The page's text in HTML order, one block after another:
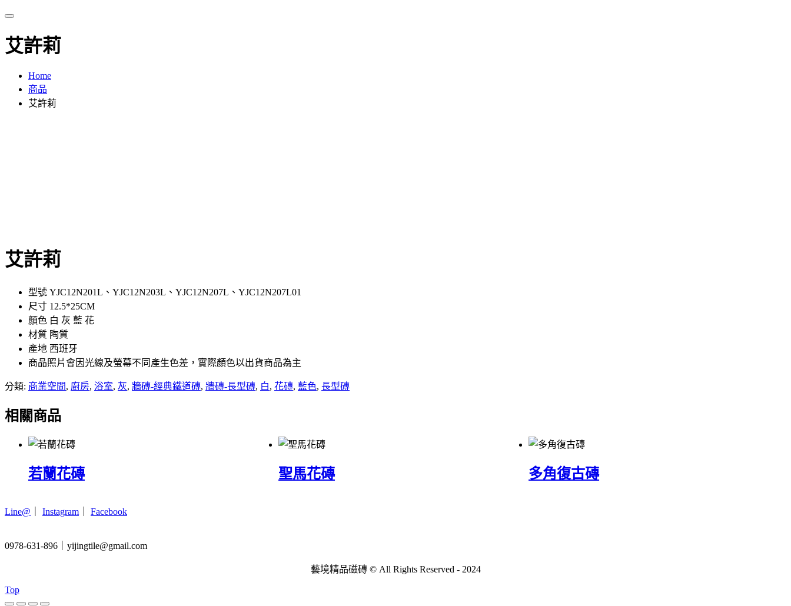
艾許莉
Home
商品
艾許莉
艾許莉
型號 YJC12N201L、YJC12N203L、YJC12N207L、YJC12N207L01
尺寸 12.5*25CM
顏色 白 灰 藍 花
材質 陶質
產地 西班牙
商品照片會因光線及螢幕不同產生色差，實際顏色以出貨商品為主
分類: 商業空間, 廚房, 浴室, 灰, 牆磚-經典鐵道磚, 牆磚-長型磚, 白, 花磚, 藍色, 長型磚
相關商品
若蘭花磚 聖馬花磚 多角復古磚
Line@ Instagram Facebook
0978-631-896｜yijingtile@gmail.com
藝境精品磁磚 © All Rights Reserved - 2024
Top